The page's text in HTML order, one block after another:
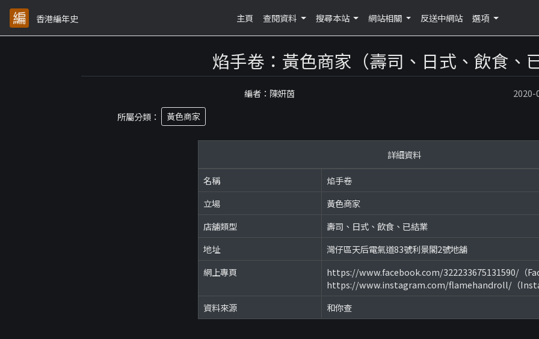
香港編年史 主頁 查閱資料 搜尋本站 網站相關 反送中網站 選項
焰手卷：黃色商家（壽司、日式、飲食、
編者：陳妍茵
2020-
所屬分類：
黃色商家
詳細資料
名稱
焰手卷
立場
黃色商家
店舖類型
壽司、日式、飲食、已結業
地址
灣仔區天后電氣道83號利景閣2號地舖
網上專頁
https://www.facebook.com/322233675131590/（
https://www.instagram.com/flamehandroll/（
資料來源
和你查